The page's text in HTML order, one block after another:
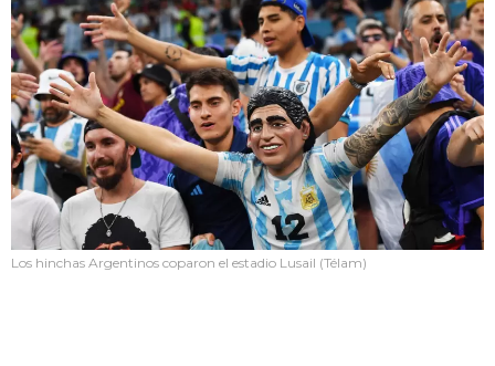
Los hinchas Argentinos coparon el estadio Lusail (Télam)